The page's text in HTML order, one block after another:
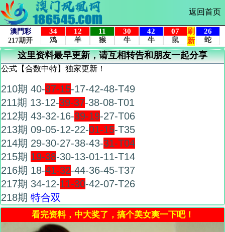
返回首页
这里资料最早更新，请互相转告和朋友一起分享
公式【合数中特】独家更新！
210期 40-37-15-17-42-48-T49
211期 13-12-39-37-38-08-T01
212期 43-32-16-39-19-27-T06
213期 09-05-12-22-01-15-T35
214期 29-30-27-38-43-31-T04
215期 19-38-30-13-01-11-T14
216期 18-41-32-44-36-45-T37
217期 34-12-11-30-42-07-T26
218期 特合双
看完资料，中大奖了，搞个美女爽一下吧！